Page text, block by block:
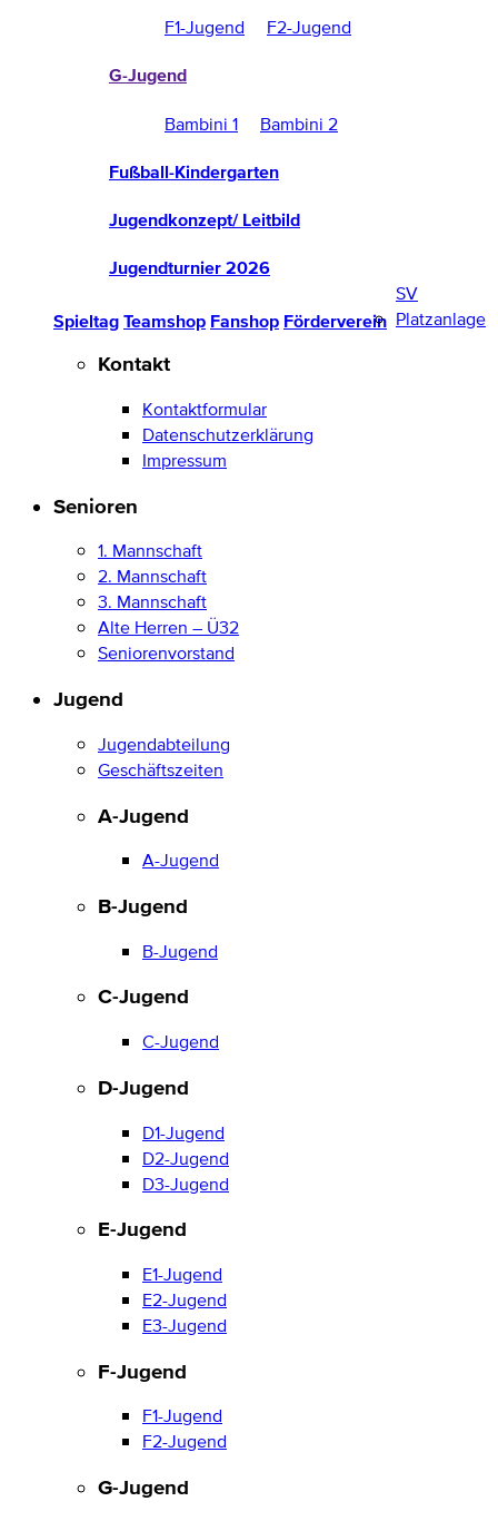
F1-Jugend F2-Jugend
G-Jugend
Bambini 1 Bambini 2
Fußball-Kindergarten
Jugendkonzept/ Leitbild
Jugendturnier 2026
Spieltag Teamshop Fanshop Förderverein
SV
Platzanlage
Kontakt
Kontaktformular
Datenschutzerklärung
Impressum
Senioren
1. Mannschaft
2. Mannschaft
3. Mannschaft
Alte Herren – Ü32
Seniorenvorstand
Jugend
Jugendabteilung
Geschäftszeiten
A-Jugend
A-Jugend
B-Jugend
B-Jugend
C-Jugend
C-Jugend
D-Jugend
D1-Jugend
D2-Jugend
D3-Jugend
E-Jugend
E1-Jugend
E2-Jugend
E3-Jugend
F-Jugend
F1-Jugend
F2-Jugend
G-Jugend